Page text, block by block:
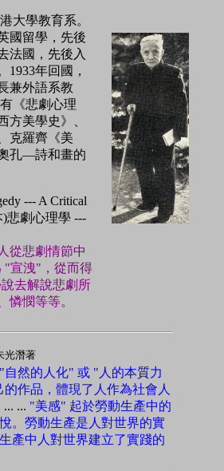
大學教育系。
國留學，先後
法國，先後入
年回國，
兼外語系教
《悲劇心理
方美學史》、
克羅齊《美
孔—詩和畫的
--- A Critical
)悲劇心理學 ---
從悲劇情節中
"宣洩"，從而得
去解說悲劇所
憐憫等等。
光潛著
然的人化" 或 "人的本質力
作品，體現了人作為社會人
... ... "美感" 起於勞動生產中的
。勞動生產是人對世界的實
產中人對世界建立了實踐的